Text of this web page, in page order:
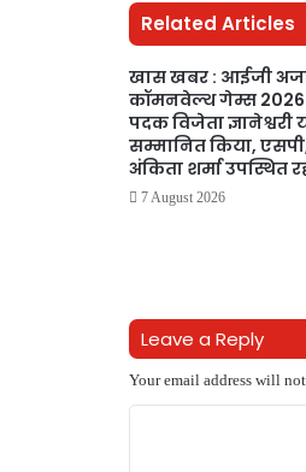
Related Articles
खास खबर : आईजी
कॉमनवेल्थ गेम्स
पदक विजेता ज्ञानेश्वरी
सम्मानित किया,
अंकिता शर्मा उपस्थित
7 August 2026
Leave a Reply
Your email address will